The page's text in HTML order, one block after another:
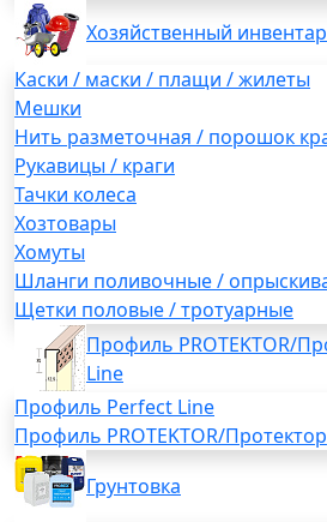
Хозяйственный
Каски / маски / плащи / жилеты
Мешки
Нить разметочная / порошок
Рукавицы / краги
Тачки колеса
Хозтовары
Хомуты
Шланги поливочные /
Щетки половые / тротуарные
Профиль PROTEKTOR/
Line
Профиль Perfect Line
Профиль PROTEKTOR/Протектор
Грунтовка